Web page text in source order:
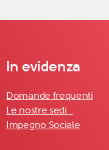
In evidenza
Domande frequenti
Le nostre sedi
Impegno Sociale